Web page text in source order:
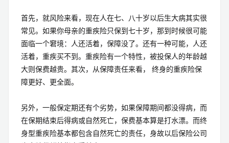
首先，就风险来看，现在人在七、八十岁以后生大病其实很
常见。如果你母亲的重疾险只保到七十岁，那到时候很可能
面临一个窘境：人还活着，保障没了。还有一种可能，人还
活着，重疾买不到。重疾险有一个特性，被投保人的年龄越
大则保费越贵。其次，从保障责任来看， 终身的重疾险保
障更好、更全面。
另外，一般保定期还有个劣势，如果保障期间都没得病，而
在保期结束后得病或自然死亡，保费基本算是打水漂。而终
身型重疾险基本都包含自然死亡的责任，身故以后保险公司